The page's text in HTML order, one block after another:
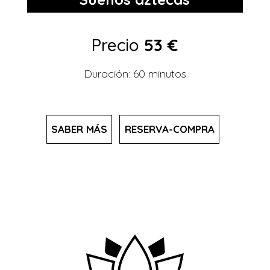
Precio 53 €
Duración: 60 minutos
SABER MÁS RESERVA-COMPRA